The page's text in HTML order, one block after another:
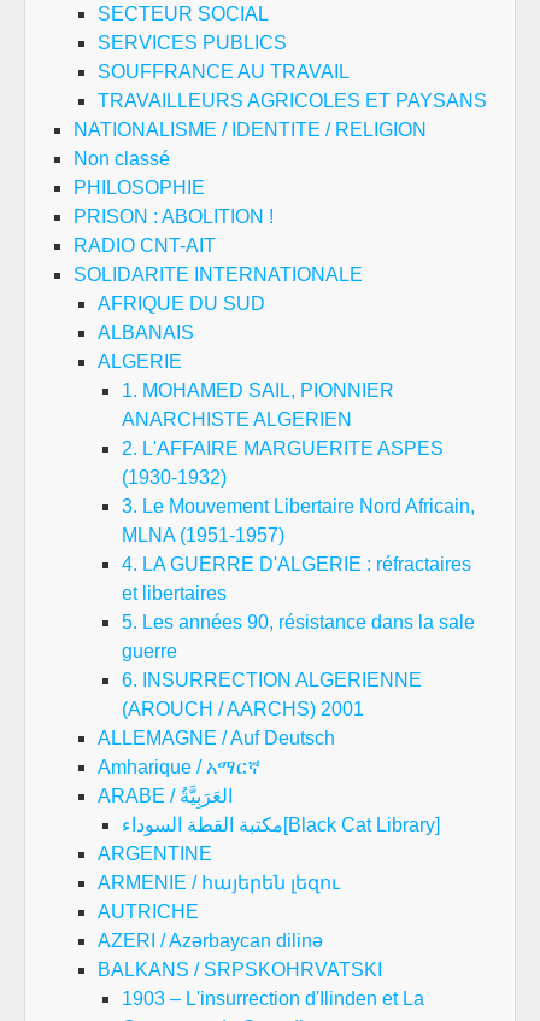
SECTEUR SOCIAL
SERVICES PUBLICS
SOUFFRANCE AU TRAVAIL
TRAVAILLEURS AGRICOLES ET PAYSANS
NATIONALISME / IDENTITE / RELIGION
Non classé
PHILOSOPHIE
PRISON : ABOLITION !
RADIO CNT-AIT
SOLIDARITE INTERNATIONALE
AFRIQUE DU SUD
ALBANAIS
ALGERIE
1. MOHAMED SAIL, PIONNIER
ANARCHISTE ALGERIEN
2. L'AFFAIRE MARGUERITE ASPES
(1930-1932)
3. Le Mouvement Libertaire Nord Africain,
MLNA (1951-1957)
4. LA GUERRE D'ALGERIE : réfractaires
et libertaires
5. Les années 90, résistance dans la sale
guerre
6. INSURRECTION ALGERIENNE
(AROUCH / AARCHS) 2001
ALLEMAGNE / Auf Deutsch
Amharique / አማርኛ
ARABE / العَرَبِيَّةُ
مكتبة القطة السوداء[Black Cat Library]
ARGENTINE
ARMENIE / հայերեն լեզու
AUTRICHE
AZERI / Azərbaycan dilinə
BALKANS / SRPSKOHRVATSKI
1903 – L'insurrection d'Ilinden et La